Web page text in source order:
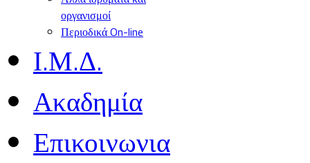
οργανισμοί
Περιοδικά On-line
Ι.Μ.Δ.
Ακαδημία
Επικοινωνια